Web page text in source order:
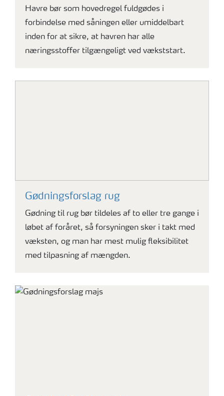
Havre bør som hovedregel fuldgødes i
forbindelse med såningen eller umiddelbart
inden for at sikre, at havren har alle
næringsstoffer tilgængeligt ved vækststart.
Gødningsforslag rug
Gødning til rug bør tildeles af to eller tre gange i
løbet af foråret, så forsyningen sker i takt med
væksten, og man har mest mulig fleksibilitet
med tilpasning af mængden.